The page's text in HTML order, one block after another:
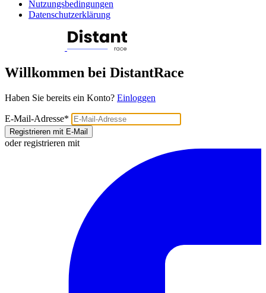
Nutzungsbedingungen
Datenschutzerklärung
Willkommen bei DistantRace
Haben Sie bereits ein Konto? Einloggen
E-Mail-Adresse*
Registrieren mit E-Mail
oder registrieren mit